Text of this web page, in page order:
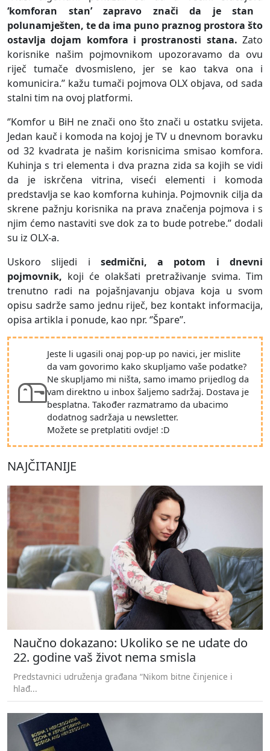
‘komforan stan’ zapravo znači da je stan
polunamješten, te da ima puno praznog prostora što
ostavlja dojam komfora i prostranosti stana. Zato
korisnike našim pojmovnikom upozoravamo da ovu
riječ tumače dvosmisleno, jer se kao takva ona i
komunicira.’’ kažu tumači pojmova OLX objava, od sada
stalni tim na ovoj platformi.
‘’Komfor u BiH ne znači ono što znači u ostatku svijeta.
Jedan kauč i komoda na kojoj je TV u dnevnom boravku
od 32 kvadrata je našim korisnicima smisao komfora.
Kuhinja s tri elementa i dva prazna zida sa kojih se vidi
da je iskrčena vitrina, viseći elementi i komoda
predstavlja se kao komforna kuhinja. Pojmovnik cilja da
skrene pažnju korisnika na prava značenja pojmova i s
njim ćemo nastaviti sve dok za to bude potrebe.’’ dodali
su iz OLX-a.
Uskoro slijedi i sedmični, a potom i dnevni
pojmovnik, koji će olakšati pretraživanje svima. Tim
trenutno radi na pojašnjavanju objava koja u svom
opisu sadrže samo jednu riječ, bez kontakt informacija,
opisa artikla i ponude, kao npr. ‘’Špare’’.
Jeste li ugasili onaj pop-up po navici, jer mislite
da vam govorimo kako skupljamo vaše podatke?
Ne skupljamo mi ništa, samo imamo prijedlog da
vam direktno u inbox šaljemo sadržaj. Dostava je
besplatna. Također razmatramo da ubacimo
dodatnog sadržaja u newsletter.
Možete se pretplatiti ovdje! :D
NAJČITANIJE
Naučno dokazano: Ukoliko se ne udate do
22. godine vaš život nema smisla
Predstavnici udruženja građana “Nikom bitne činjenice i
hlađ...